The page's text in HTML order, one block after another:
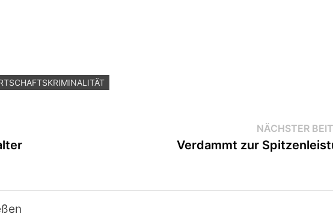
NÄCHSTER
Verdammt zur